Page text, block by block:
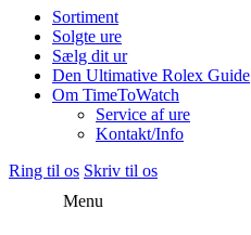
Sortiment
Solgte ure
Sælg dit ur
Den Ultimative Rolex Guide
Om TimeToWatch
Service af ure
Kontakt/Info
Ring til os Skriv til os
Menu